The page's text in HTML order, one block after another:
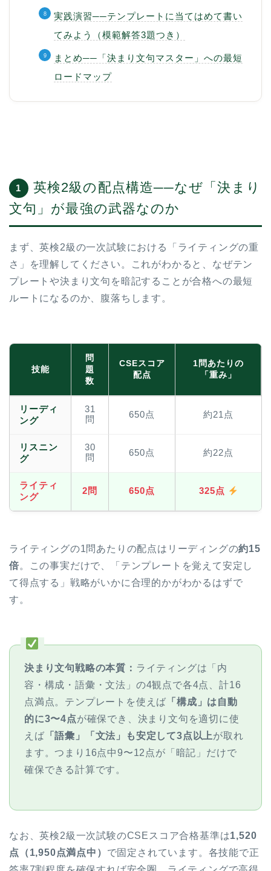
実践演習──テンプレートに当てはめて書い
てみよう（模範解答3題つき）
まとめ──「決まり文句マスター」への最短
ロードマップ
1
英検2級の配点構造──なぜ「決まり
文句」が最強の武器なのか
まず、英検2級の一次試験における「ライティングの重
さ」を理解してください。これがわかると、なぜテン
プレートや決まり文句を暗記することが合格への最短
ルートになるのか、腹落ちします。
技能
問
題
数
CSEスコア
配点
1問あたりの
「重み」
リーディ
ング
31
問
650点 約21点
リスニン
グ
30
問
650点 約22点
ライティ
ング
2問 650点 325点
ライティングの1問あたりの配点はリーディングの約15
倍。この事実だけで、「テンプレートを覚えて安定し
て得点する」戦略がいかに合理的かがわかるはずで
す。
決まり文句戦略の本質： ライティングは「内
容・構成・語彙・文法」の4観点で各4点、計16
点満点。テンプレートを使えば 「構成」は自動
的に3〜4点が確保でき、決まり文句を適切に使
えば 「語彙」「文法」も安定して3点以上が取れ
ます。つまり16点中9〜12点が「暗記」だけで
確保できる計算です。
なお、英検2級一次試験のCSEスコア合格基準は1,520
点（1,950点満点中） で固定されています。各技能で正